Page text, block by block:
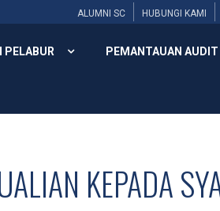
ALUMNI SC HUBUNGI KAMI
PELABUR PEMANTAUAN AUDIT
KEPADA